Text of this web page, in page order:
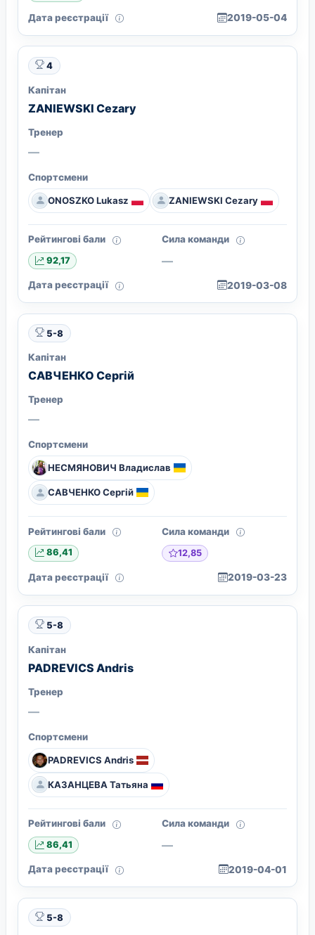
Дата реєстрації 2019-05-04
4
Капітан
ZANIEWSKI Cezary
Тренер
—
Спортсмени
ONOSZKO Lukasz ZANIEWSKI Cezary
Рейтингові бали
92,17
Сила команди
—
Дата реєстрації 2019-03-08
5-8
Капітан
САВЧЕНКО Сергій
Тренер
—
Спортсмени
НЕСМЯНОВИЧ Владислав
САВЧЕНКО Сергій
Рейтингові бали
86,41
Сила команди
12,85
Дата реєстрації 2019-03-23
5-8
Капітан
PADREVICS Andris
Тренер
—
Спортсмени
PADREVICS Andris
КАЗАНЦЕВА Татьяна
Рейтингові бали
86,41
Сила команди
—
Дата реєстрації 2019-04-01
5-8